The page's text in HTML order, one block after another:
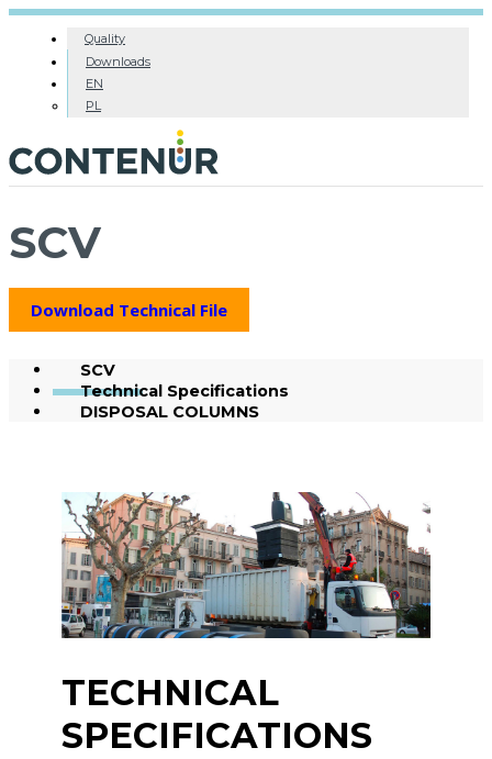
Quality
Downloads
EN
PL
SCV
Download Technical File
SCV
Technical Specifications
DISPOSAL COLUMNS
TECHNICAL
SPECIFICATIONS